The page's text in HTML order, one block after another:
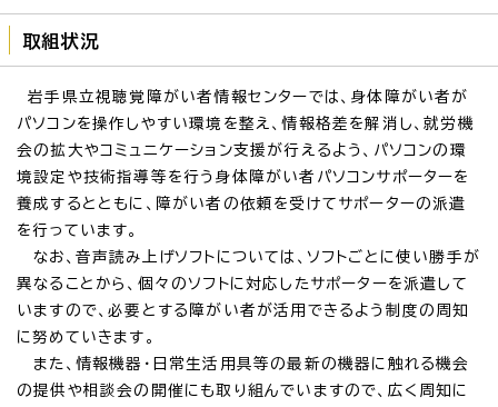
取組状況
岩手県立視聴覚障がい者情報センターでは、身体障がい者が
パソコンを操作しやすい環境を整え、情報格差を解消し、就労機
会の拡大やコミュニケーション支援が行えるよう、パソコンの環
境設定や技術指導等を行う身体障がい者パソコンサポーターを
養成するとともに、障がい者の依頼を受けてサポーターの派遣
を行っています。
なお、音声読み上げソフトについては、ソフトごとに使い勝手が
異なることから、個々のソフトに対応したサポーターを派遣して
いますので、必要とする障がい者が活用できるよう制度の周知
に努めていきます。
また、情報機器・日常生活用具等の最新の機器に触れる機会
の提供や相談会の開催にも取り組んでいますので、広く周知に